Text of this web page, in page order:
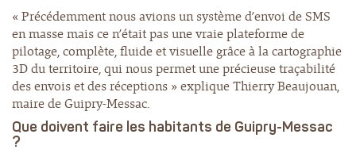
« Précédemment nous avions un système d’envoi de SMS
en masse mais ce n’était pas une vraie plateforme de
pilotage, complète, fluide et visuelle grâce à la cartographie
3D du territoire, qui nous permet une précieuse traçabilité
des envois et des réceptions » explique Thierry Beaujouan,
maire de Guipry-Messac.
Que doivent faire les habitants de Guipry-Messac
?